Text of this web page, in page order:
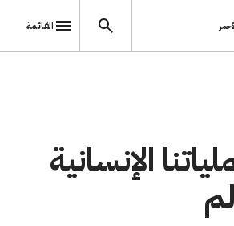
القائمة
الإنسانية